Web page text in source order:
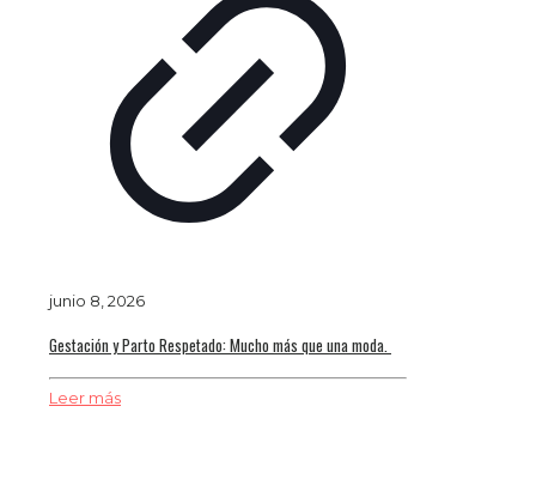
junio 8, 2026
Gestación y Parto Respetado: Mucho más que una moda.
Leer más